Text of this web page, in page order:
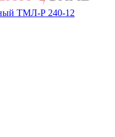
ТМЛ-Р 240-12